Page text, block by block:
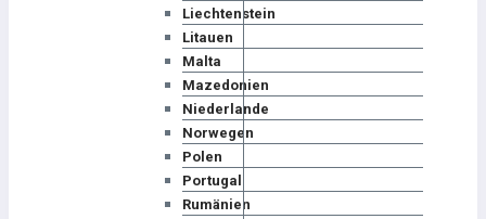
Liechtenstein
Litauen
Malta
Mazedonien
Niederlande
Norwegen
Polen
Portugal
Rumänien